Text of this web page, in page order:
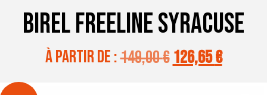
BIREL FREELINE SYRACUSE
à partir de :149,00€ 126,65€